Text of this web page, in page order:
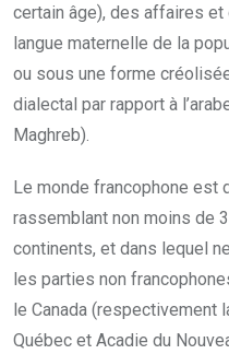
certain âge), des affaires
langue maternelle de la
ou sous une forme
dialectal par rapport à
Maghreb).
Le monde francophone est
rassemblant non moins de
continents, et dans lequel
les parties non
le Canada (respectivement
Québec et Acadie du